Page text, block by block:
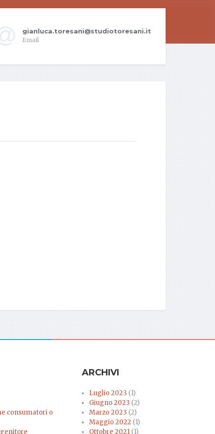
gianluca.toresani@studiotoresani.it
Email
consumatori o
ARCHIVI
Luglio 2023 (1)
Giugno 2023 (2)
Marzo 2023 (2)
Maggio 2022 (1)
Ottobre 2021(1)